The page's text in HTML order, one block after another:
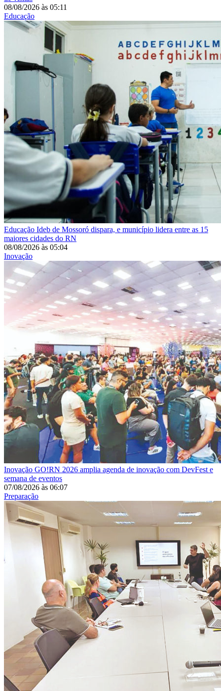
08/08/2026 às 05:11
Educação
Educação Ideb de Mossoró dispara, e município lidera entre as 15
maiores cidades do RN
08/08/2026 às 05:04
Inovação
Inovação GO!RN 2026 amplia agenda de inovação com DevFest e
semana de eventos
07/08/2026 às 06:07
Preparação